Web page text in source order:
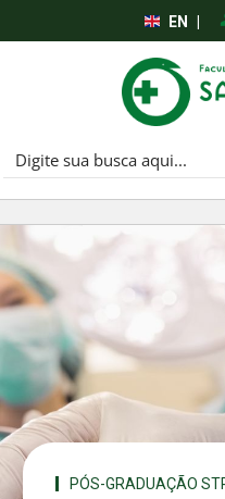
EN
PÓS-GRADUAÇÃO